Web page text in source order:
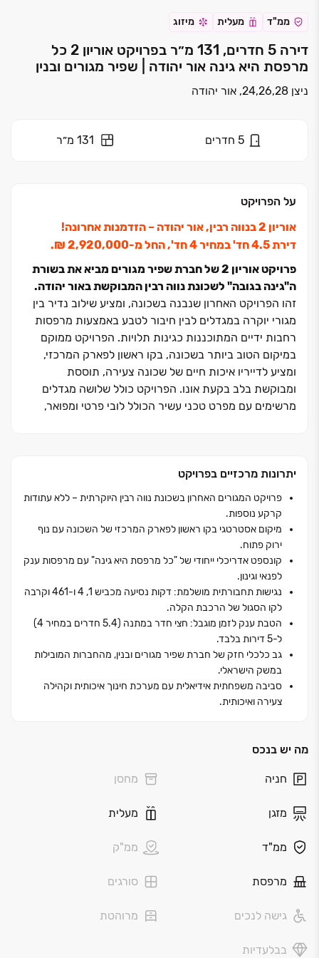
ממ"ד מעלית מיזוג
דירה 5 חדרים, 131 מ״ר בפרויקט אוריון 2 כל
מרפסת היא גינה אור יהודה | שפיר מגורים ובנין
ניצן 24,26,28, אור יהודה
5 חדרים 131 מ״ר
על הפרויקט
אוריון ‏2 בנווה רבין, אור יהודה ‏– הזדמנות אחרונה!
דירת ‏4.5 חד' במחיר ‏4 חד', החל מ‏-‏2,920,000 ‏₪.
פרויקט אוריון ‏2 של חברת שפיר מגורים מביא את בשורת
ה"גינה בגובה" לשכונת נווה רבין המבוקשת באור יהודה.
זהו הפרויקט האחרון שנבנה בשכונה, ומציע שילוב נדיר בין
מגורי יוקרה במגדלים לבין חיבור לטבע באמצעות מרפסות
רחבות ידיים המתוכננות כגינות תלויות. הפרויקט ממוקם
במיקום הטוב ביותר בשכונה, בקו ראשון לפארק המרכזי,
ומציע לדייריו איכות חיים של שכונה צעירה, תוססת
ומבוקשת בלב בקעת אונו. הפרויקט כולל שלושה מגדלים
מרשימים עם מפרט טכני עשיר הכולל לובי פרטי ומפואר,
חבילת הטבות הכוללת מטבח משודרג
החלום המשפחתי שלכם הופך לכתובת
להנות מהחבילה הבלעדית הזו. עם נגישות מקסימלית
העתידי של הרכבת הקלה, מדובר בהזדמנות הנדל"ן
האטרקטיבית ביותר בגוש דן
יתרונות מרכזיים בפרויקט
פרויקט המגורים האחרון בשכונת נווה רבין היוקרתית ‏– ללא עתודות
קרקע נוספות.
מיקום אסטרטגי בקו ראשון לפארק המרכזי של השכונה עם נוף
ירוק פתוח.
קונספט אדריכלי ייחודי של "כל מרפסת היא גינה" עם מרפסות ענק
לפנאי וגינון.
נגישות תחבורתית מושלמת: דקות נסיעה מכביש ‏1, ‏4 ו‏-‏461 וקרבה
לקו הסגול של הרכבת הקלה.
הטבת ענק לזמן מוגבל: חצי חדר במתנה (‏4.‏5 חדרים במחיר ‏4)
ל‏-‏5 דירות בלבד.
גב כלכלי חזק של חברת שפיר מגורים ובנין, מהחברות המובילות
במשק הישראלי.
סביבה משפחתית אידיאלית עם מערכת חינוך איכותית וקהילה
צעירה ואיכותית.
מה יש בנכס
חניה מחסן
מזגן מעלית
ממ"ד ממ"ק
מרפסת סורגים
גישה לנכים מרוהטת
בבלעדיות